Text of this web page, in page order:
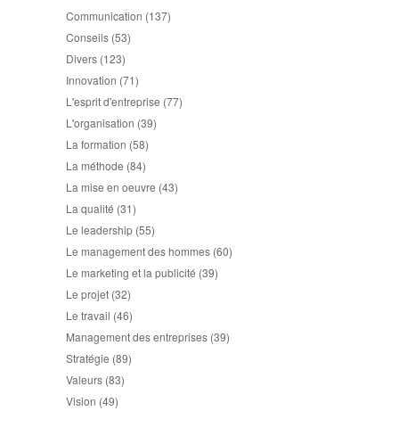
Communication (137)
Conseils (53)
Divers (123)
Innovation (71)
L'esprit d'entreprise (77)
L'organisation (39)
La formation (58)
La méthode (84)
La mise en oeuvre (43)
La qualité (31)
Le leadership (55)
Le management des hommes (60)
Le marketing et la publicité (39)
Le projet (32)
Le travail (46)
Management des entreprises (39)
Stratégie (89)
Valeurs (83)
Vision (49)